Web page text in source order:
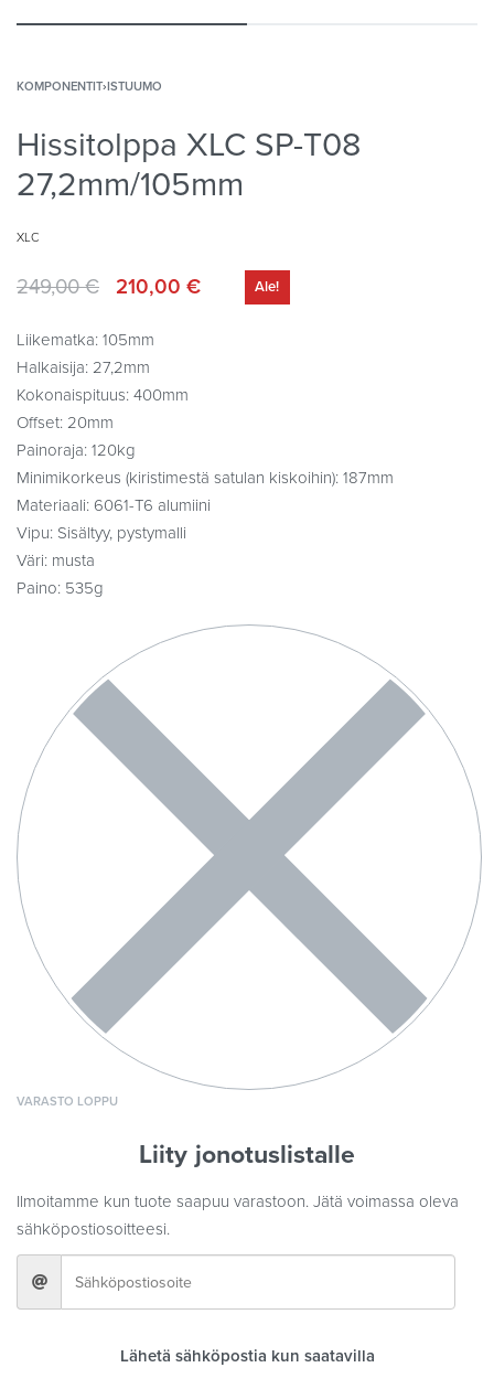
KOMPONENTIT›ISTUUMO
Hissitolppa XLC SP-T08
27,2mm/105mm
XLC
249,00€ 210,00 € Ale!
Liikematka: 105mm
Halkaisija: 27,2mm
Kokonaispituus: 400mm
Offset: 20mm
Painoraja: 120kg
Minimikorkeus (kiristimestä satulan kiskoihin): 187mm
Materiaali: 6061-T6 alumiini
Vipu: Sisältyy, pystymalli
Väri: musta
Paino: 535g
VARASTO LOPPU
Liity jonotuslistalle
Ilmoitamme kun tuote saapuu varastoon. Jätä voimassa oleva
sähköpostiosoitteesi.
Lähetä sähköpostia kun saatavilla